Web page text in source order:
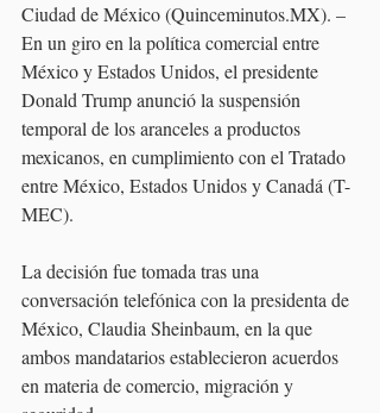
Ciudad de México (Quinceminutos.MX). –
En un giro en la política comercial entre
México y Estados Unidos, el presidente
Donald Trump anunció la suspensión
temporal de los aranceles a productos
mexicanos, en cumplimiento con el Tratado
entre México, Estados Unidos y Canadá (T-
MEC).
La decisión fue tomada tras una
conversación telefónica con la presidenta de
México, Claudia Sheinbaum, en la que
ambos mandatarios establecieron acuerdos
en materia de comercio, migración y